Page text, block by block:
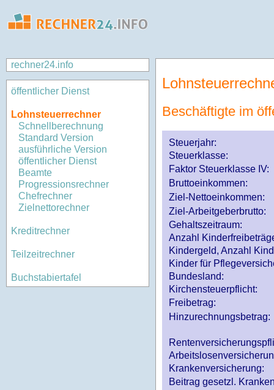
rechner24.info
öffentlicher Dienst
Lohnsteuerrechner
Schnellberechnung
Standard Version
ausführliche Version
öffentlicher Dienst
Beamte
Progressionsrechner
Chefrechner
Zielnettorechner
Kreditrechner
Teilzeitrechner
Buchstabiertafel
Beschäftigte im
Steuerjahr:
Steuerklasse:
Faktor Steuerklasse IV:
Bruttoeinkommen:
Ziel-Nettoeinkommen:
Ziel-Arbeitgeberbrutto:
Gehaltszeitraum:
Anzahl
Kindergeld, Anzahl
Kinder für
Bundesland:
Kirchensteuerpflicht:
Freibetrag:
Hinzurechnungsbetrag:
Krankenversicherung:
Beitrag gesetzl.